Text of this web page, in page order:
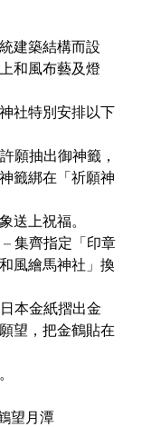
建築結構而設
和風布藝及燈
社特別安排以下
願抽出御神籤，
籤綁在「祈願神
送上祝福。
集齊指定「印章
風繪馬神社」換
本金紙摺出金
望，把金鶴貼在
望月潭